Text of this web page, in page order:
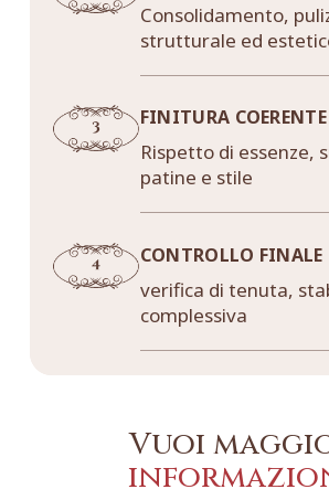
Consolidamento,
strutturale ed
FINITURA COERENTE
Rispetto di essenze,
patine e stile
CONTROLLO FINALE
verifica di tenuta,
complessiva
Vuoi